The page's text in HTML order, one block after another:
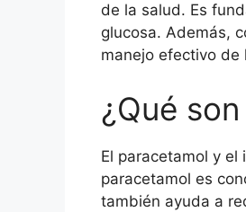
de la salud. Es
glucosa. Además,
manejo efectivo de
¿Qué
El paracetamol y
paracetamol es
también ayuda a